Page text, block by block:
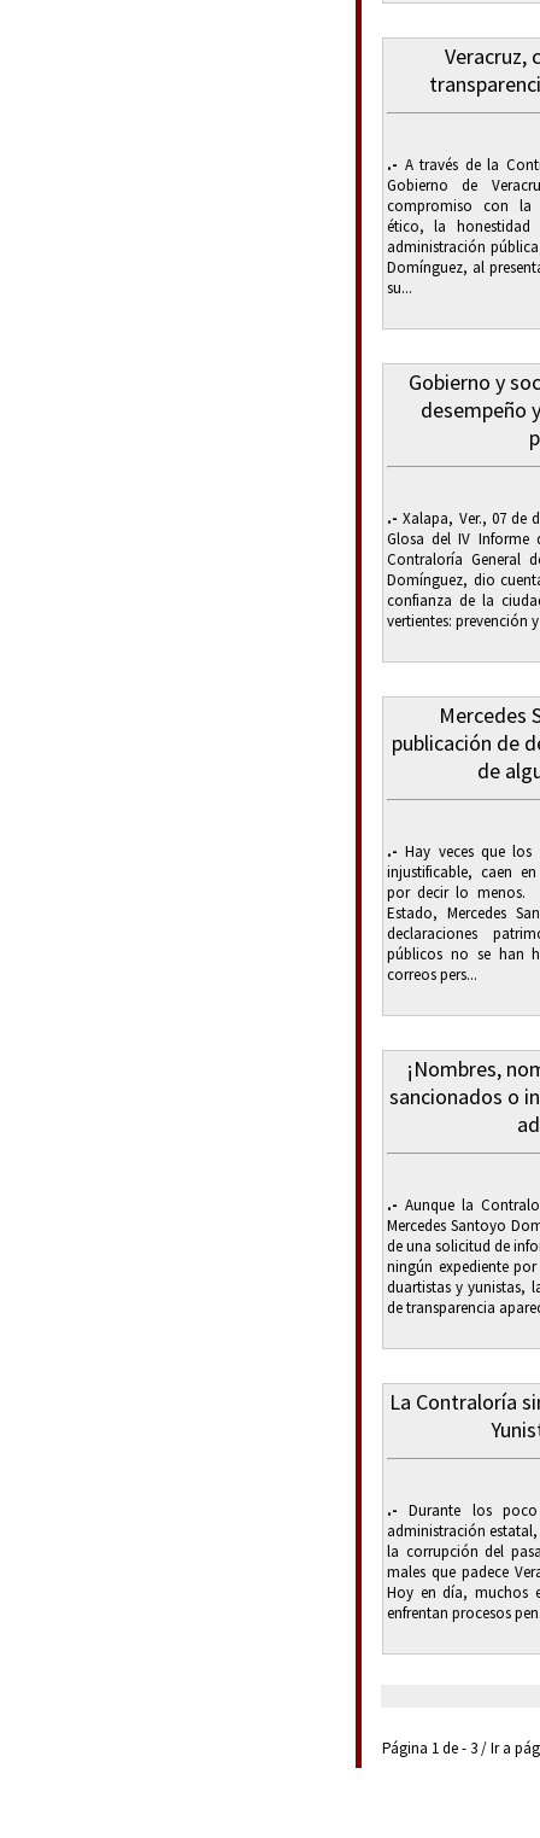
Veracruz,
.- A través de la
Gobierno de
compromiso con la
ético, la
administración
Domínguez, al
su...
Gobierno y
desempeño
.- Xalapa, Ver., 07 de
Glosa del IV
Contraloría General
Domínguez, dio
confianza de la
vertientes: prevención
Mercedes
publicación de
de
.- Hay veces que
injustificable, caen
por decir lo menos.
Estado, Mercedes
declaraciones
públicos no se han
correos pers...
¡Nombres,
sancionados o
.- Aunque la
Mercedes Santoyo
de una solicitud de
ningún expediente
duartistas y yunistas,
de transparencia
La Contraloría
.- Durante los
administración
la corrupción del
males que padece
Hoy en día, muchos
enfrentan procesos
Página 1 de - 3 / Ir a